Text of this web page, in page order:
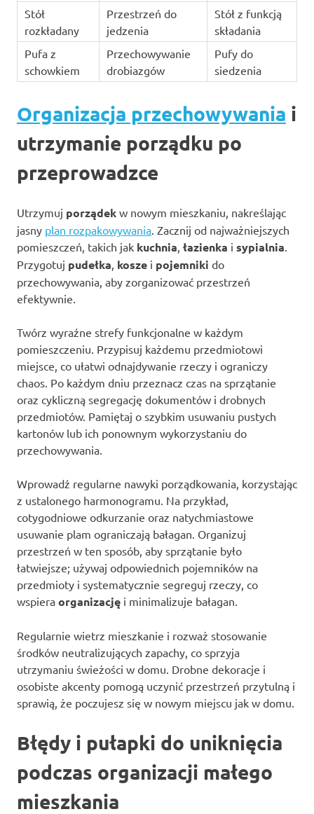
Stół
rozkładany
Przestrzeń do
jedzenia
Stół z funkcją
składania
Pufa z
schowkiem
Przechowywanie
drobiazgów
Pufy do
siedzenia
Organizacja przechowywania i
utrzymanie porządku po
przeprowadzce
Utrzymuj porządek w nowym mieszkaniu, nakreślając
jasny plan rozpakowywania . Zacznij od najważniejszych
pomieszczeń, takich jak kuchnia łazienka i sypialnia
Przygotuj pudełka kosze i pojemniki do
przechowywania, aby zorganizować przestrzeń
efektywnie.
Twórz wyraźne strefy funkcjonalne w każdym
pomieszczeniu. Przypisuj każdemu przedmiotowi
miejsce, co ułatwi odnajdywanie rzeczy i ograniczy
chaos. Po każdym dniu przeznacz czas na sprzątanie
oraz cykliczną segregację dokumentów i drobnych
przedmiotów. Pamiętaj o szybkim usuwaniu pustych
kartonów lub ich ponownym wykorzystaniu do
przechowywania.
Wprowadź regularne nawyki porządkowania, korzystając
z ustalonego harmonogramu. Na przykład,
cotygodniowe odkurzanie oraz natychmiastowe
usuwanie plam ograniczają bałagan. Organizuj
przestrzeń w ten sposób, aby sprzątanie było
łatwiejsze; używaj odpowiednich pojemników na
przedmioty i systematycznie segreguj rzeczy, co
wspiera organizację i minimalizuje bałagan.
Regularnie wietrz mieszkanie i rozważ stosowanie
środków neutralizujących zapachy, co sprzyja
utrzymaniu świeżości w domu. Drobne dekoracje i
osobiste akcenty pomogą uczynić przestrzeń przytulną i
sprawią, że poczujesz się w nowym miejscu jak w domu.
Błędy i pułapki do uniknięcia
podczas organizacji małego
mieszkania